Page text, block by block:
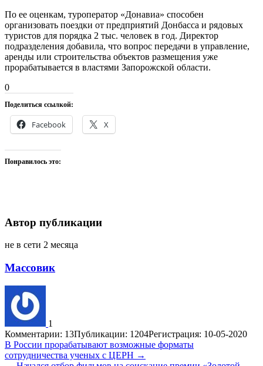
По ее оценкам, туроператор «Донавиа» способен
организовать поездки от предприятий Донбасса и рядовых
туристов для порядка 2 тыс. человек в год. Директор
подразделения добавила, что вопрос передачи в управление,
аренды или строительства объектов размещения уже
прорабатывается в властями Запорожской области.
0
Поделиться ссылкой:
Facebook X
Понравилось это:
Автор публикации
не в сети 2 месяца
Массовик
1
Комментарии: 13Публикации: 1204Регистрация: 10-05-2020
Навигация
по
В России прорабатывают возможные форматы
сотрудничества ученых с ЦЕРН →